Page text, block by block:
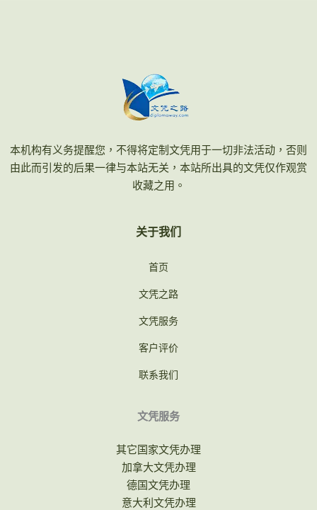
本机构有义务提醒您，不得将定制文凭用于一切非法活动，否则
由此而引发的后果一律与本站无关，本站所出具的文凭仅作观赏
收藏之用。
关于我们
首页
文凭之路
文凭服务
客户评价
联系我们
文凭服务
其它国家文凭办理
加拿大文凭办理
德国文凭办理
意大利文凭办理